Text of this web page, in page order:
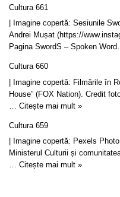
Cultura 661
| Imagine copertă: Sesiunile
Andrei Mușat (https://
Pagina SwordS – Spoken
Cultura 660
| Imagine copertă: Filmările în
House” (FOX Nation). Credit
Citește mai mult »
Cultura 659
| Imagine copertă: Pexels
Ministerul Culturii și
… Citește mai mult »